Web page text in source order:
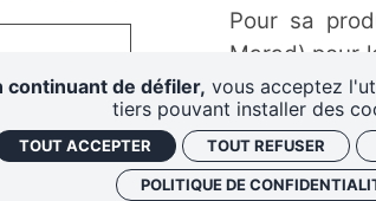
Pour sa
Marad) pour
mastering,
nouveaux
Désormais
continuant de défiler, vous acceptez
tiers pouvant installer des
TOUT ACCEPTER TOUT REFUSER
POLITIQUE DE